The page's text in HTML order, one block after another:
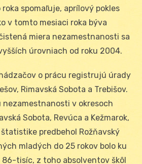
spomaľuje, aprílový pokles
v tomto mesiaci roka býva
miera nezamestnanosti sa
úrovniach od roku 2004.
o prácu registrujú úrady
Rimavská Sobota a Trebišov.
v okresoch
Sobota, Revúca a Kežmarok,
predbehol Rožňavský
mladých do 25 rokov bolo ku
tisíc, z toho absolventov škôl